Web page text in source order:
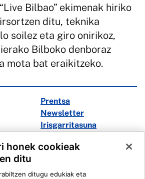
Bilbao” ekimenak hiriko
ditu, teknika
soilez eta giro onirikoz,
Bilboko denboraz
mota bat eraikitzeko.
Prentsa
Newsletter
Irisgarritasuna
honek cookieak
ditu
ditugu edukiak eta